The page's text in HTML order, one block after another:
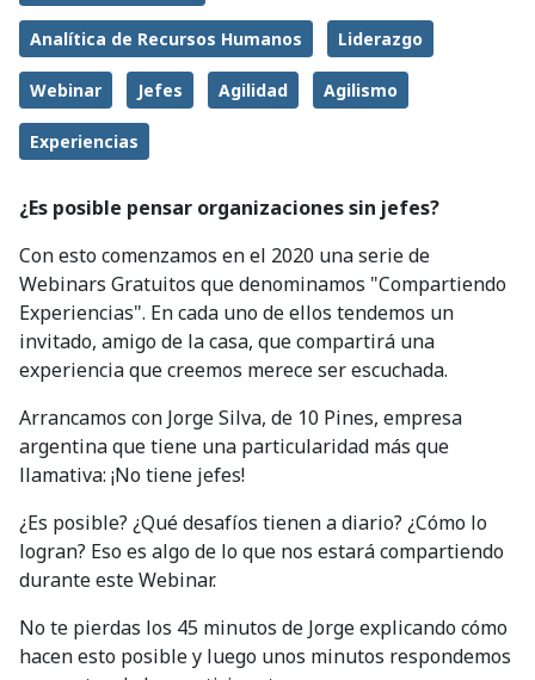
Analítica de Recursos Humanos Liderazgo
Webinar Jefes Agilidad Agilismo
Experiencias
¿Es posible pensar organizaciones sin jefes?
Con esto comenzamos en el 2020 una serie de
Webinars Gratuitos que denominamos "Compartiendo
Experiencias". En cada uno de ellos tendemos un
invitado, amigo de la casa, que compartirá una
experiencia que creemos merece ser escuchada.
Arrancamos con Jorge Silva, de 10 Pines, empresa
argentina que tiene una particularidad más que
llamativa: ¡No tiene jefes!
¿Es posible? ¿Qué desafíos tienen a diario? ¿Cómo lo
logran? Eso es algo de lo que nos estará compartiendo
durante este Webinar.
No te pierdas los 45 minutos de Jorge explicando cómo
hacen esto posible y luego unos minutos respondemos